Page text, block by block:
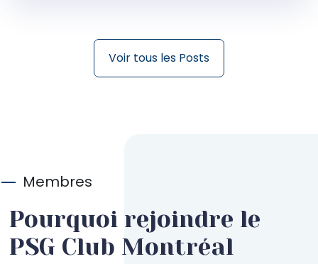
Voir tous les Posts
Membres
Pourquoi rejoindre le
PSG Club Montréal